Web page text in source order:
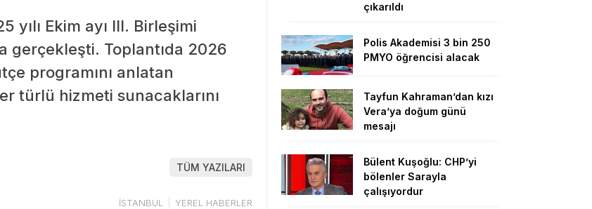
yılı Ekim ayı III. Birleşimi
gerçekleşti. Toplantıda 2026
programını anlatan
türlü hizmeti sunacaklarını
TÜM YAZILARI
İSTANBUL YEREL HABERLER
çıkarıldı
Polis Akademisi 3 bin 250
PMYO öğrencisi alacak
Tayfun Kahraman’dan kızı
Vera’ya doğum günü
mesajı
Bülent Kuşoğlu: CHP’yi
bölenler Sarayla
çalışıyordur